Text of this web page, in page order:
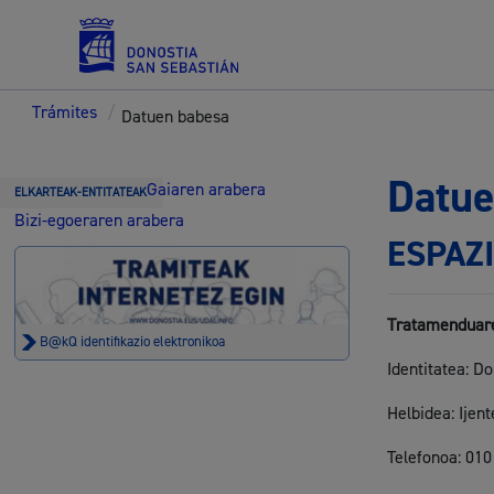
Errolda eta gai pertsonalak
Trámites / Datuen babesa
ELKARTEAK-ENTITATEAKGaiaren arabera
Bizi-egoeraren arabera
B@kQ identifikazio elektronikoa
Identitatea:
Helbidea:
Telefonoa: